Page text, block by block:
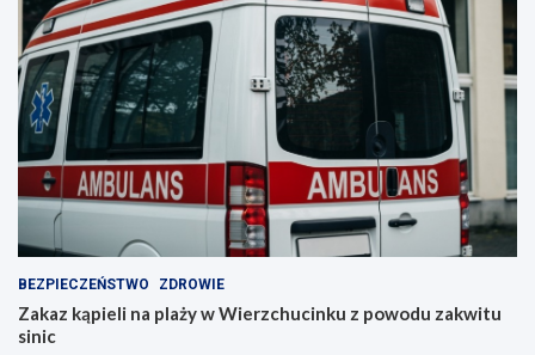
BEZPIECZEŃSTWO ZDROWIE
Zakaz kąpieli na plaży w Wierzchucinku z powodu zakwitu
sinic